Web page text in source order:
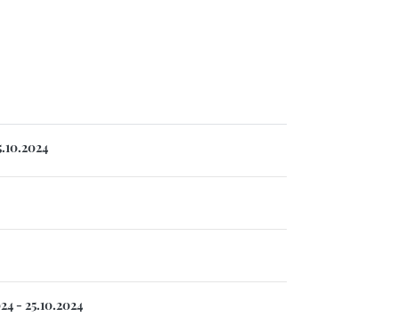
- 25.10.2024